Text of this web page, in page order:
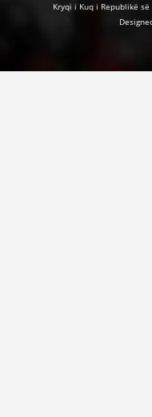
Kryqi i Kuq i Republikë